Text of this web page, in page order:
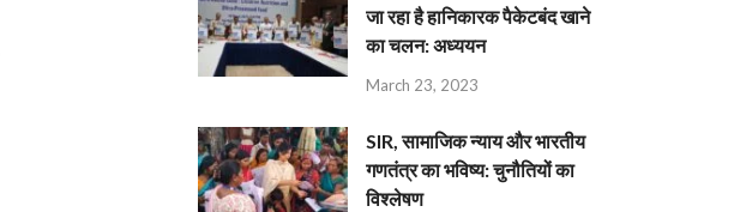
जा रहा है हानिकारक पैकेटबंद खाने
का चलन: अध्ययन
March 23, 2023
SIR, सामाजिक न्याय और भारतीय
गणतंत्र का भविष्य: चुनौतियों का
विश्लेषण